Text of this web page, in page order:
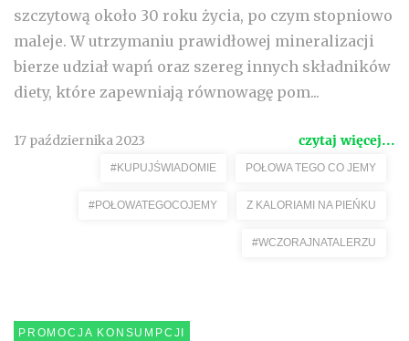
szczytową około 30 roku życia, po czym stopniowo
maleje. W utrzymaniu prawidłowej mineralizacji
bierze udział wapń oraz szereg innych składników
diety, które zapewniają równowagę pom...
17 października 2023 czytaj więcej...
#KUPUJŚWIADOMIE POŁOWA TEGO CO JEMY
#POŁOWATEGOCOJEMY Z KALORIAMI NA PIEŃKU
#WCZORAJNATALERZU
PROMOCJA KONSUMPCJI